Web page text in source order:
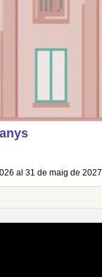
al 31 de maig de 2027